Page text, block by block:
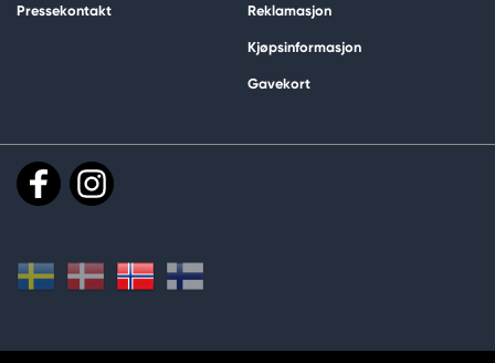
Pressekontakt Reklamasjon
Kjøpsinformasjon
Gavekort